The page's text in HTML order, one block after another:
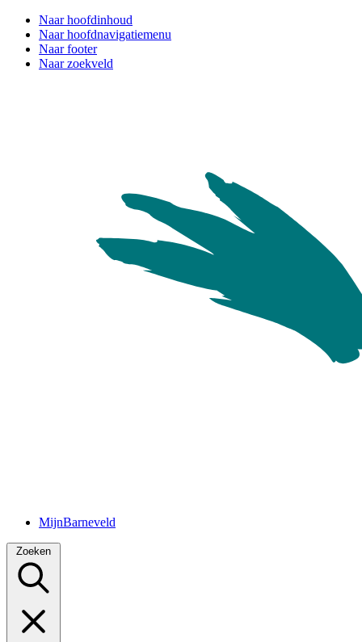
Naar hoofdinhoud
Naar hoofdnavigatiemenu
Naar footer
Naar zoekveld
MijnBarneveld
Zoeken